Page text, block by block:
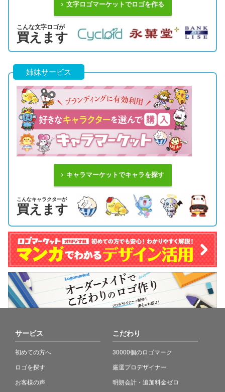
文字ロゴマーケットでロゴを作る
こんな文字ロゴが
買えます
姉妹サービス
キャラマーケットでキャラを探す
こんなキャラクターが
買えます
サービス
初めての方へ
ロゴを探す
お客様の声
こだわり
30000個のロゴマーク
厳選プロデザイナー
明朗会計・追加料金ゼロ